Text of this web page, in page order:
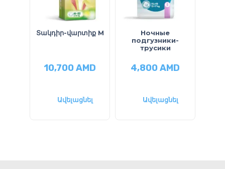
Տակդիր-վարտիք M
10,700AMD
Ավելացնել
Ночные
подгузники-
трусики
4,800AMD
Ավելացնել